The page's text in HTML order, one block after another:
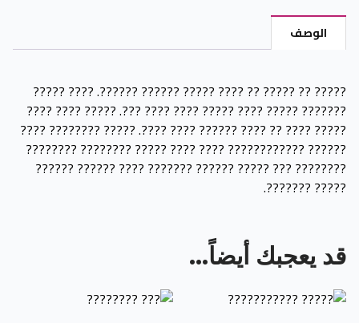
??????
?????
?????
الوصف
????? ?? ????? ?? ???? ????? ?????? ??????. ???? ?????
??????? ????? ???? ????? ???? ???? ???. ????? ???? ????
????? ???? ?? ???? ?????? ???? ????. ????? ???????? ????
?????? ???????????? ???? ???? ????? ???????? ????????
???????? ??? ????? ?????? ??????? ???? ?????? ??????
????? ???????.
قد يعجبك أيضاً…